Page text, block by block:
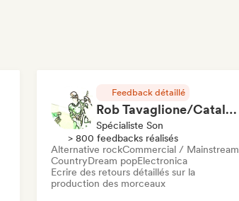
Feedback détaillé
Rob Tavaglione/Catalyst Recording
Spécialiste Son
> 800 feedbacks réalisés
Alternative rockCommercial / Mainstream
CountryDream popElectronica
Ecrire des retours détaillés sur la
production des morceaux